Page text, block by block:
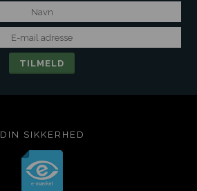
DIN SIKKERHED